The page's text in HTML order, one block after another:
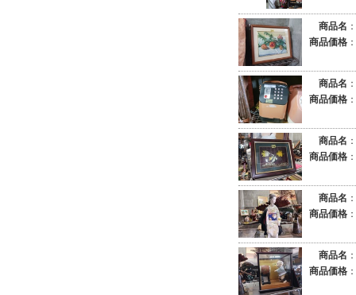
商品名 ：
商品価格 ：
商品名 ：
商品価格 ：
商品名 ：
商品価格 ：
商品名 ：
商品価格 ：
商品名 ：
商品価格 ：